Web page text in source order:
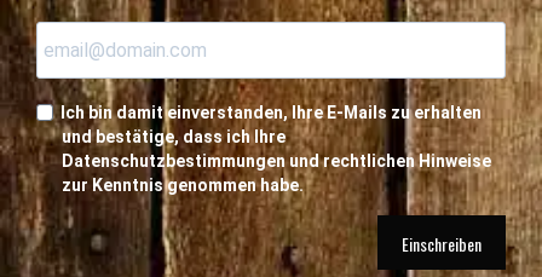
Ich bin damit einverstanden, Ihre E-Mails zu erhalten
und bestätige, dass ich Ihre
Datenschutzbestimmungen und rechtlichen Hinweise
zur Kenntnis genommen habe.
Einschreiben